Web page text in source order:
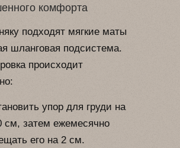
комфорта
подходят мягкие маты
шланговая подсистема.
происходит
упор для груди на
см, затем ежемесячно
его на 2 см.